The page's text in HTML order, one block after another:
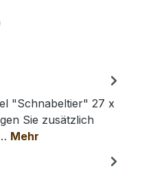
"Schnabeltier" 27 x
Sie zusätzlich
Mehr